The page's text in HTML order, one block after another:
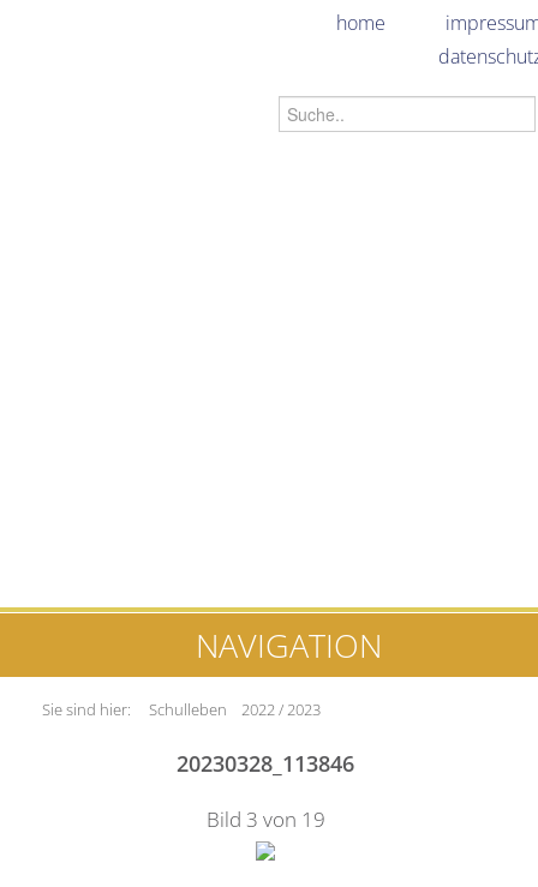
home
NAVIGATION
Sie sind hier: Schulleben 2022 / 2023
20230328_113846
Bild 3 von 19